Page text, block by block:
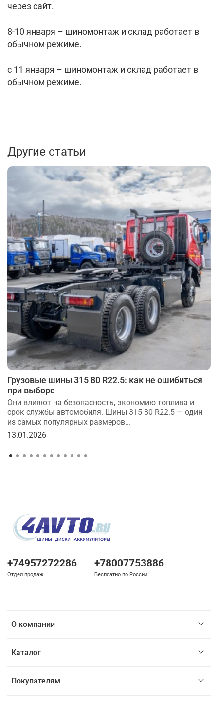
через сайт.
8-10 января – шиномонтаж и склад работает в
обычном режиме.
с 11 января – шиномонтаж и склад работает в
обычном режиме.
Другие статьи
Грузовые шины 315 80 R22.5: как не ошибиться
при выборе
Они влияют на безопасность, экономию топлива и
срок службы автомобиля. Шины 315 80 R22.5 — один
из самых популярных размеров...
13.01.2026
О компании
Каталог
Покупателям
+74957272286
Отдел продаж
+78007753886
Бесплатно по России